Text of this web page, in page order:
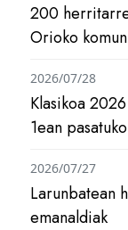
200
Orioko
Klasikoa
1ean
2026/07/28
Larunbatean
emanaldiak
2026/07/27